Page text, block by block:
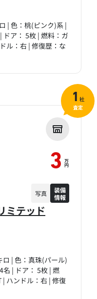
| 色：桃(ピンク)系 |
ドア： 5枚 | 燃料：ガ
ル：右 | 修復歴：な
ミテッド
| 色：真珠(パール)
名 | ドア： 5枚 | 燃
ハンドル：右 | 修復
3 万
円
写真
装備
情報
1 社
査定